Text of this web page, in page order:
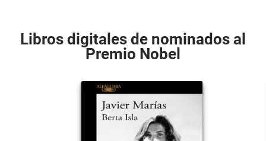
Libros digitales de nominados al
Premio Nobel